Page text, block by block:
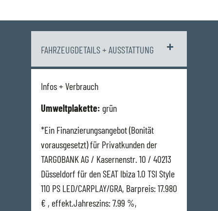
FAHRZEUGDETAILS + AUSSTATTUNG
Infos + Verbrauch
Umweltplakette: grün
*Ein Finanzierungsangebot (Bonität
vorausgesetzt) für Privatkunden der
TARGOBANK AG / Kasernenstr. 10 / 40213
Düsseldorf für den SEAT Ibiza 1.0 TSI Style
110 PS LED/CARPLAY/GRA, Barpreis: 17.980
€ , effekt.Jahreszins: 7.99 %,